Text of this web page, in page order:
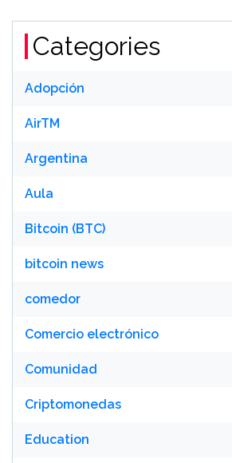
Categories
Adopción
AirTM
Argentina
Aula
Bitcoin (BTC)
bitcoin news
comedor
Comercio electrónico
Comunidad
Criptomonedas
Education